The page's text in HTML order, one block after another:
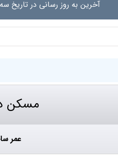
آخرین به روز رسانی در تاریخ سه
مسکن
عمر